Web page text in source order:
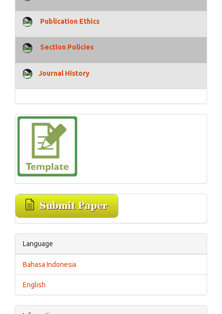
Publication Ethics
Section Policies
Journal History
Language
Bahasa Indonesia
English